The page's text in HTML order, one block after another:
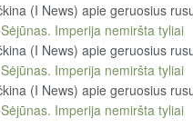
(I News) apie geruosius
Imperija nemiršta tyliai
(I News) apie geruosius
Imperija nemiršta tyliai
(I News) apie geruosius
Imperija nemiršta tyliai